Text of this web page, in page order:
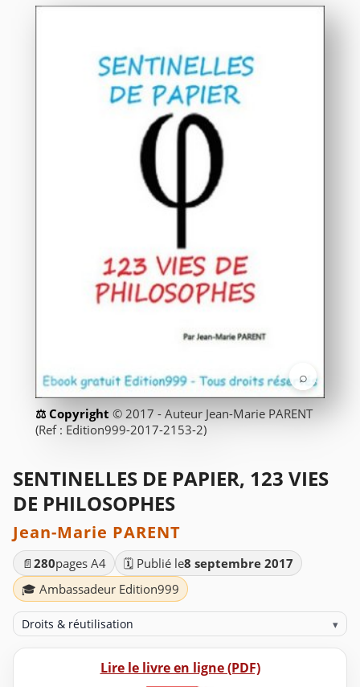
⌕
© 2017 - Auteur Jean-Marie PARENT
(Ref : Edition999-2017-2153-2)
SENTINELLES DE PAPIER, 123 VIES
DE PHILOSOPHES
Jean-Marie PARENT
📄 280pages A4 🗓️ Publié le8 septembre 2017
🎓 Ambassadeur Edition999
Droits & réutilisation ▾
Lire le livre en ligne (PDF)